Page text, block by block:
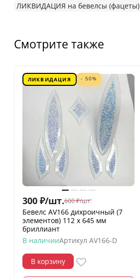
ЛИКВИДАЦИЯ на бевелсы (фацеты)
Смотрите также
ЛИКВИДАЦИЯ - 50%
300 ₽/шт.600 ₽/шт.
Бевелс AV166 дихроичный (7
элементов) 112 х 645 мм
бриллиант
В наличииАртикул AV166-D
В корзину